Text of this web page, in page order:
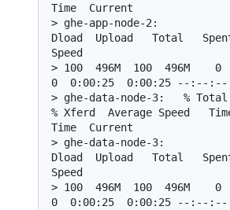
Time  Current
> ghe-app-node-2:
Dload  Upload   Total
Speed
> 100  496M  100  496M
0  0:00:25  0:00:25 --:--:--
> ghe-data-node-3:   %
% Xferd  Average Speed
Time  Current
> ghe-data-node-3:
Dload  Upload   Total
Speed
> 100  496M  100  496M
0  0:00:25  0:00:25 --:--:--